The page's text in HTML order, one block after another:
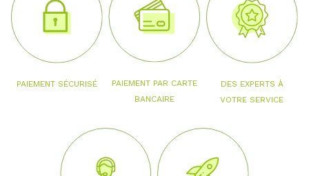
PAIEMENT SÉCURISÉ
PAIEMENT PAR CARTE
BANCAIRE
DES EXPERTS À
VOTRE SERVICE